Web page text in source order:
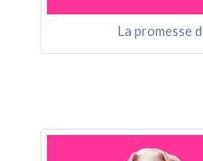
La promesse